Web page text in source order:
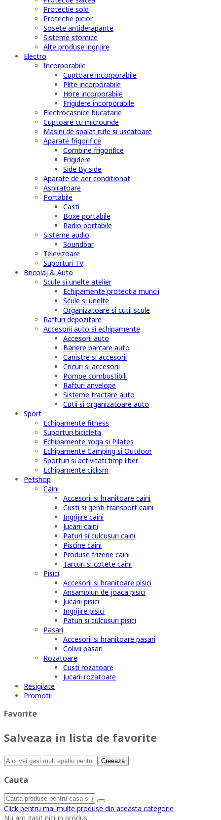
Protectie sold
Protectie picior
Sosete antiderapante
Sisteme stomice
Alte produse ingrijire
Electro
Incorporabile
Cuptoare incorporabile
Plite incorporabile
Hote incorporabile
Frigidere incorporabile
Electrocasnice bucatarie
Cuptoare cu microunde
Masini de spalat rufe si uscatoare
Aparate frigorifice
Combine frigorifice
Frigidere
Side By side
Aparate de aer conditionat
Aspiratoare
Portabile
Casti
Boxe portabile
Radio portabile
Sisteme audio
Soundbar
Televizoare
Suporturi TV
Bricolaj & Auto
Scule si unelte atelier
Echipamente protectia muncii
Scule si unelte
Organizatoare si cutii scule
Rafturi depozitare
Accesorii auto si echipamente
Accesorii auto
Bariere parcare auto
Canistre si accesorii
Cricuri si accesorii
Pompe combustibili
Rafturi anvelope
Sisteme tractare auto
Cutii si organizatoare auto
Sport
Echipamente fitness
Suporturi bicicleta
Echipamente Yoga si Pilates
Echipamente Camping si Outdoor
Sporturi si activitati timp liber
Echipamente ciclism
Petshop
Caini
Accesorii si hranitoare caini
Custi si genti transport caini
Ingrijire caini
Jucarii caini
Paturi si culcusuri caini
Piscine caini
Produse frizerie caini
Tarcuri si cotete caini
Pisici
Accesorii si hranitoare pisici
Ansambluri de joaca pisici
Jucarii pisici
Ingrijire pisici
Paturi si culcusuri pisici
Pasari
Accesorii si hranitoare pasari
Colivii pasari
Rozatoare
Custi rozatoare
Jucarii rozatoare
Resigilate
Promotii
Favorite
Salveaza in lista de favorite
Creeaza
Cauta
Click pentru mai multe produse din aceasta categorie
Nu am gasit niciun produs.